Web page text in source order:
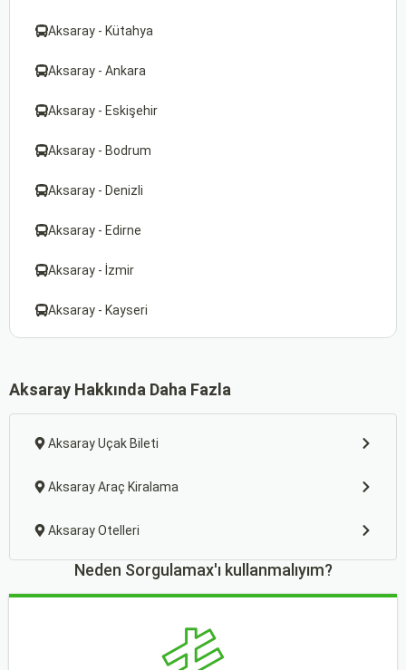
Aksaray - Kütahya
Aksaray - Ankara
Aksaray - Eskişehir
Aksaray - Bodrum
Aksaray - Denizli
Aksaray - Edirne
Aksaray - İzmir
Aksaray - Kayseri
Aksaray Hakkında Daha Fazla
Aksaray Uçak Bileti
Aksaray Araç Kiralama
Aksaray Otelleri
Neden Sorgulamax'ı kullanmalıyım?